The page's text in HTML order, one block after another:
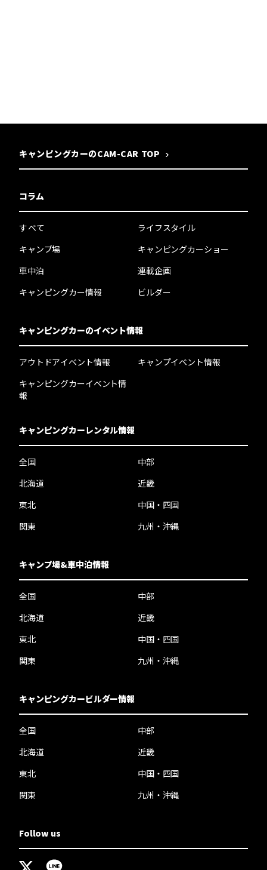
キャンピングカーのCAM-CAR TOP
コラム
すべて
キャンプ場
車中泊
キャンピングカー情報
ライフスタイル
キャンピングカーショー
連載企画
ビルダー
キャンピングカーのイベント情報
アウトドアイベント情報
キャンピングカーイベント情
報
キャンプイベント情報
キャンピングカーレンタル情報
全国
北海道
東北
関東
中部
近畿
中国・四国
九州・沖縄
キャンプ場&車中泊情報
全国
北海道
東北
関東
中部
近畿
中国・四国
九州・沖縄
キャンピングカービルダー情報
全国
北海道
東北
関東
中部
近畿
中国・四国
九州・沖縄
Follow us